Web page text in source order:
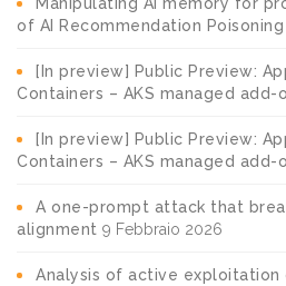
of AI Recommendation Poisoning
[In preview] Public Preview:
Containers – AKS managed add-
[In preview] Public Preview:
Containers – AKS managed add-
A one-prompt attack that
alignment 9 Febbraio 2026
Analysis of active exploitation